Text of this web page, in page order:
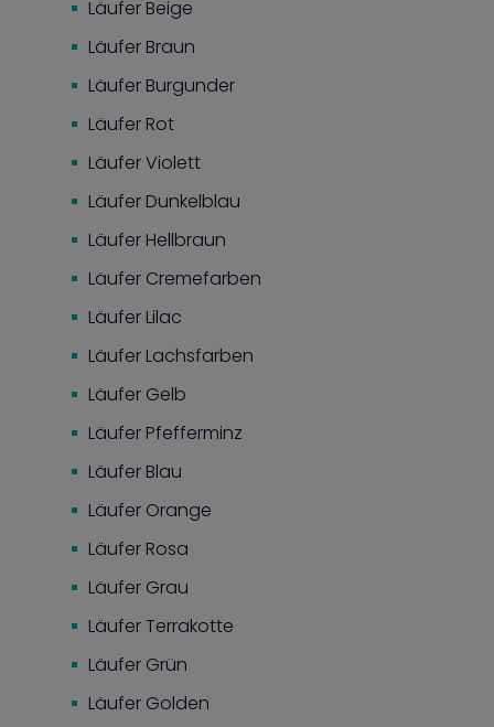
Läufer Beige
Läufer Braun
Läufer Burgunder
Läufer Rot
Läufer Violett
Läufer Dunkelblau
Läufer Hellbraun
Läufer Cremefarben
Läufer Lilac
Läufer Lachsfarben
Läufer Gelb
Läufer Pfefferminz
Läufer Blau
Läufer Orange
Läufer Rosa
Läufer Grau
Läufer Terrakotte
Läufer Grün
Läufer Golden